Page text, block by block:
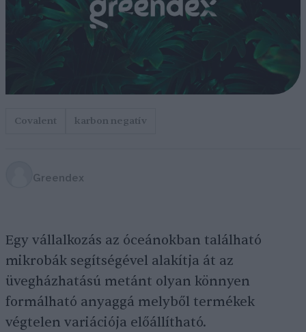
Covalent karbon negatív
Greendex
Egy vállalkozás az óceánokban található
mikrobák segítségével alakítja át az
üvegházhatású metánt olyan könnyen
formálható anyaggá melyből termékek
végtelen variációja előállítható.